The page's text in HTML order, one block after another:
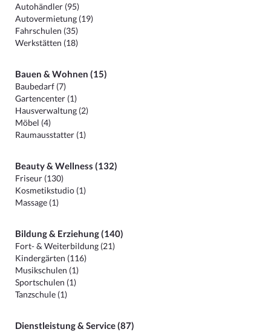
Autohändler (95)
Autovermietung (19)
Fahrschulen (35)
Werkstätten (18)
Bauen & Wohnen (15)
Baubedarf (7)
Gartencenter (1)
Hausverwaltung (2)
Möbel (4)
Raumausstatter (1)
Beauty & Wellness (132)
Friseur (130)
Kosmetikstudio (1)
Massage (1)
Bildung & Erziehung (140)
Fort- & Weiterbildung (21)
Kindergärten (116)
Musikschulen (1)
Sportschulen (1)
Tanzschule (1)
Dienstleistung & Service (87)